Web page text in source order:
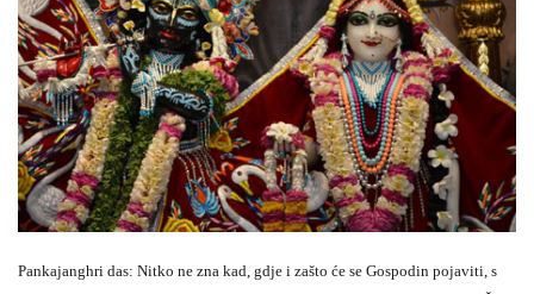
Pankajanghri das: Nitko ne zna kad, gdje i zašto će se Gospodin pojaviti, s